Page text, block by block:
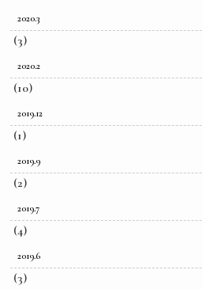
2020.3
(3)
2020.2
(10)
2019.12
(1)
2019.9
(2)
2019.7
(4)
2019.6
(3)